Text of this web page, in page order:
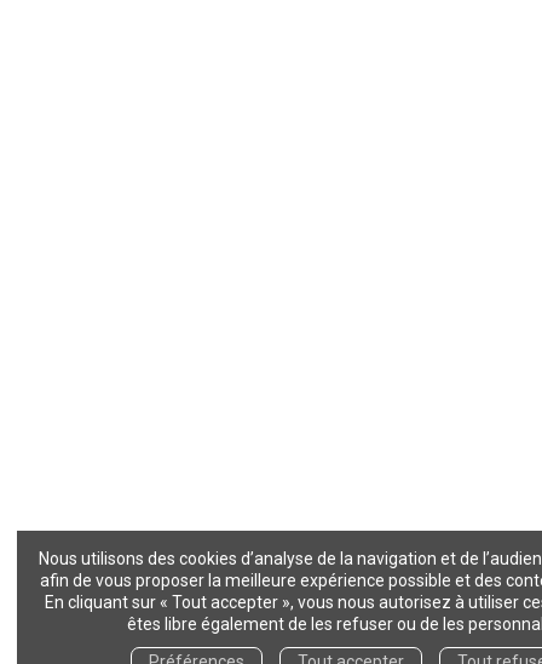
Nous utilisons des cookies d’analyse de la navigation et de
afin de vous proposer la meilleure expérience possible et des
En cliquant sur « Tout accepter », vous nous autorisez à utiliser
êtes libre également de les refuser ou de les